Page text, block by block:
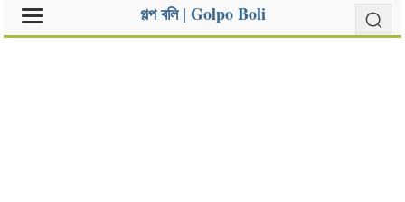
গল্প বলি | Golpo Boli